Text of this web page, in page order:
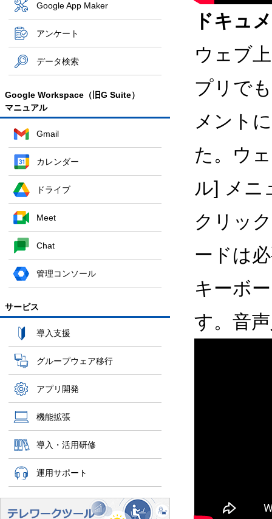
Google App Maker
アンケート
データ検索
Google Workspace（旧G Suite）
マニュアル
Gmail
カレンダー
ドライブ
Meet
Chat
管理コンソール
サービス
導入支援
グループウェア移行
アプリ開発
機能拡張
導入・活用研修
運用サポート
ドキュ
ウェブ
プリで
メント
た。ウ
ル] メニ
クリッ
ードは
キーボ
す。音